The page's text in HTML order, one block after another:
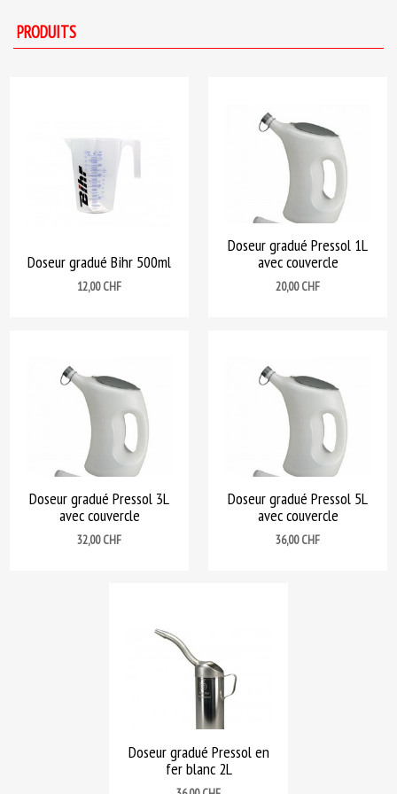
PRODUITS
Doseur gradué Bihr 500ml
Prix
12,00 CHF
Doseur gradué Pressol 1L
avec couvercle
Prix
20,00 CHF
Doseur gradué Pressol 3L
avec couvercle
Prix
32,00 CHF
Doseur gradué Pressol 5L
avec couvercle
Prix
36,00 CHF
Doseur gradué Pressol en
fer blanc 2L